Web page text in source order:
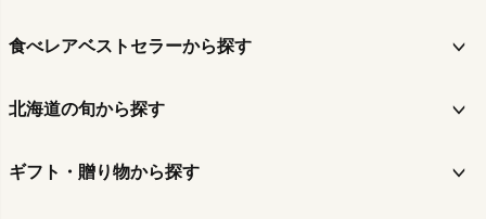
食べレアベストセラーから探す
北海道の旬から探す
ギフト・贈り物から探す